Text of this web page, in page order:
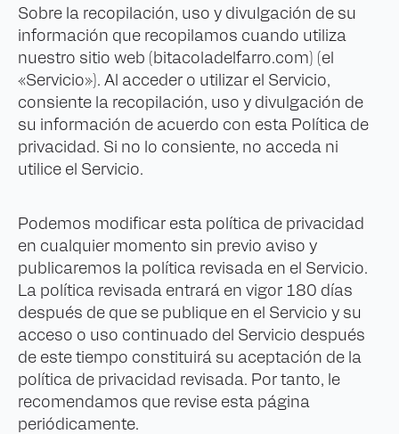
Sobre la recopilación, uso y divulgación de su
información que recopilamos cuando utiliza
nuestro sitio web (bitacoladelfarro.com) (el
«Servicio»). Al acceder o utilizar el Servicio,
consiente la recopilación, uso y divulgación de
su información de acuerdo con esta Política de
privacidad. Si no lo consiente, no acceda ni
utilice el Servicio.
Podemos modificar esta política de privacidad
en cualquier momento sin previo aviso y
publicaremos la política revisada en el Servicio.
La política revisada entrará en vigor 180 días
después de que se publique en el Servicio y su
acceso o uso continuado del Servicio después
de este tiempo constituirá su aceptación de la
política de privacidad revisada. Por tanto, le
recomendamos que revise esta página
periódicamente.